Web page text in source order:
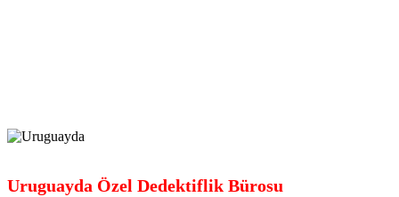
Uruguayda Özel Dedektiflik Bürosu